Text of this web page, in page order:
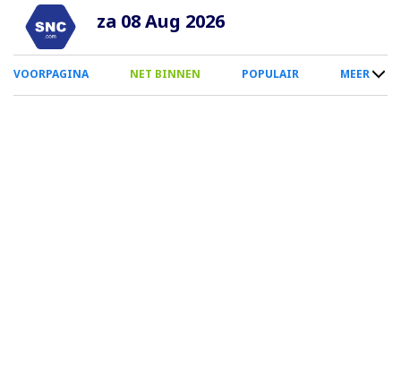
Overslaan
naar
inhoud
za 08 Aug 2026
0
Smartphone
VOORPAGINA NET BINNEN POPULAIR MEER